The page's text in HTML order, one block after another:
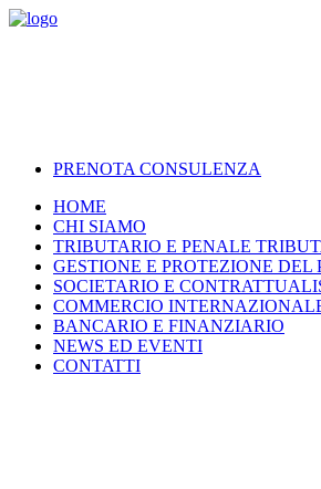
PRENOTA CONSULENZA
HOME
CHI SIAMO
TRIBUTARIO E PENALE
GESTIONE E PROTEZIONE DEL
SOCIETARIO E
COMMERCIO
BANCARIO E FINANZIARIO
NEWS ED EVENTI
CONTATTI